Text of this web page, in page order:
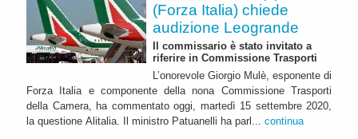
(Forza Italia) chiede
audizione Leogrande
Il commissario è stato invitato a
riferire in Commissione Trasporti
L’onorevole Giorgio Mulè, esponente di
Forza Italia e componente della nona Commissione Trasporti
della Camera, ha commentato oggi, martedì 15 settembre 2020,
la questione Alitalia. Il ministro Patuanelli ha parl... continua